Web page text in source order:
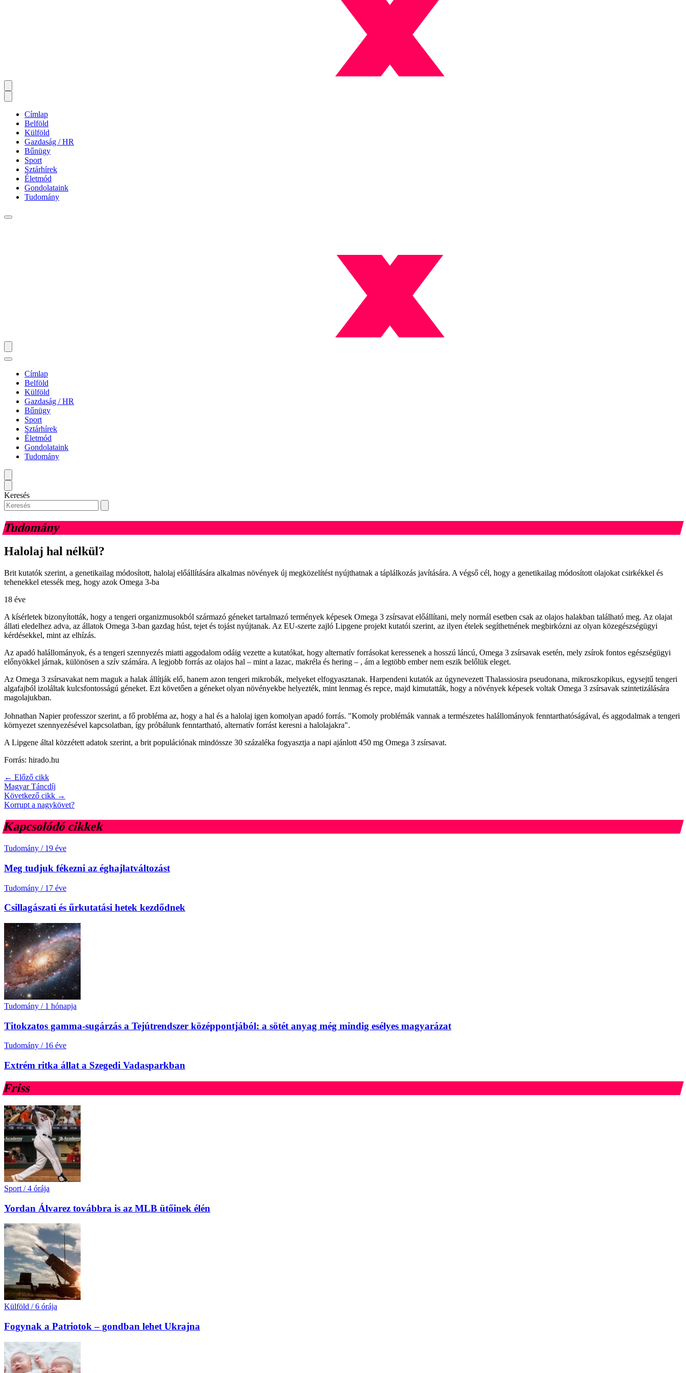
Címlap
Belföld
Külföld
Gazdaság / HR
Bűnügy
Sport
Sztárhírek
Életmód
Gondolataink
Tudomány
Címlap
Belföld
Külföld
Gazdaság / HR
Bűnügy
Sport
Sztárhírek
Életmód
Gondolataink
Tudomány
Keresés
Tudomány
Halolaj hal nélkül?
Brit kutatók szerint, a genetikailag módosított, halolaj előállítására alkalmas növények új megközelítést nyújthatnak a táplálkozás javítására. A végső cél, hogy a genetikailag módosított olajokat csirkékkel és
tehenekkel etessék meg, hogy azok Omega 3-ba
18 éve
A kísérletek bizonyították, hogy a tengeri organizmusokból származó géneket tartalmazó termények képesek Omega 3 zsírsavat előállítani, mely normál esetben csak az olajos halakban található meg. Az olajat
állati eledelhez adva, az állatok Omega 3-ban gazdag húst, tejet és tojást nyújtanak. Az EU-szerte zajló Lipgene projekt kutatói szerint, az ilyen ételek segíthetnének megbirkózni az olyan közegészségügyi
kérdésekkel, mint az elhízás.
Az apadó halállományok, és a tengeri szennyezés miatti aggodalom odáig vezette a kutatókat, hogy alternatív forrásokat keressenek a hosszú láncú, Omega 3 zsírsavak esetén, mely zsírok fontos egészségügyi
előnyökkel járnak, különösen a szív számára. A legjobb forrás az olajos hal – mint a lazac, makréla és hering – , ám a legtöbb ember nem eszik belőlük eleget.
Az Omega 3 zsírsavakat nem maguk a halak állítják elő, hanem azon tengeri mikrobák, melyeket elfogyasztanak. Harpendeni kutatók az úgynevezett Thalassiosira pseudonana, mikroszkopikus, egysejtű tengeri
algafajból izoláltak kulcsfontosságú géneket. Ezt követően a géneket olyan növényekbe helyezték, mint lenmag és repce, majd kimutatták, hogy a növények képesek voltak Omega 3 zsírsavak szintetizálására
magolajukban.
Johnathan Napier professzor szerint, a fő probléma az, hogy a hal és a halolaj igen komolyan apadó forrás. "Komoly problémák vannak a természetes halállományok fenntarthatóságával, és aggodalmak a tengeri
környezet szennyezésével kapcsolatban, így próbálunk fenntartható, alternatív forrást keresni a halolajakra".
A Lipgene által közzétett adatok szerint, a brit populációnak mindössze 30 százaléka fogyasztja a napi ajánlott 450 mg Omega 3 zsírsavat.
Forrás: hirado.hu
← Előző cikk
Magyar Táncdíj
Következő cikk →
Korrupt a nagykövet?
Kapcsolódó cikkek
Tudomány / 19 éve
Meg tudjuk fékezni az éghajlatváltozást
Tudomány / 17 éve
Csillagászati és űrkutatási hetek kezdődnek
Tudomány / 1 hónapja
Titokzatos gamma-sugárzás a Tejútrendszer középpontjából: a sötét anyag még mindig esélyes magyarázat
Tudomány / 16 éve
Extrém ritka állat a Szegedi Vadasparkban
Friss
Sport / 4 órája
Yordan Álvarez továbbra is az MLB ütőinek élén
Külföld / 6 órája
Fogynak a Patriotok – gondban lehet Ukrajna